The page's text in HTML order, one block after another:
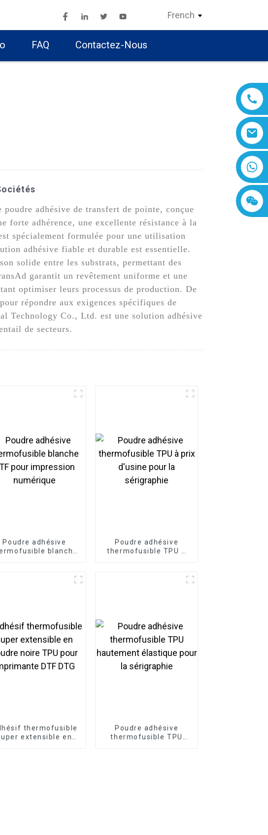
French
FAQ Contactez-Nous
adhésive de transfert de pointe, conçue
forte adhérence, une excellente résistance à la
spécialement formulée pour une utilisation
adhésive fiable et durable est essentielle.
solide entre les substrats, permettant des
garantit un revêtement uniforme et une
optimiser leurs processus de production. De
répondre aux exigences spécifiques de
Technology Co., Ltd. est une solution adhésive
de secteurs.
Poudre adhésive
blanche
Poudre adhésive
thermofusible TPU à
thermofusible
extensible en
Poudre adhésive
thermofusible TPU